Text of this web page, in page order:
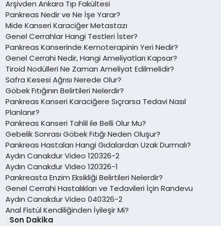
Arşivden Ankara Tıp Fakültesi
Pankreas Nedir ve Ne İşe Yarar?
Mide Kanseri Karaciğer Metastazı
Genel Cerrahlar Hangi Testleri İster?
Pankreas Kanserinde Kemoterapinin Yeri Nedir?
Genel Cerrahi Nedir, Hangi Ameliyatları Kapsar?
Tiroid Nodülleri Ne Zaman Ameliyat Edilmelidir?
Safra Kesesi Ağrısı Nerede Olur?
Göbek Fıtığının Belirtileri Nelerdir?
Pankreas Kanseri Karaciğere Sıçrarsa Tedavi Nasıl
Planlanır?
Pankreas Kanseri Tahlil ile Belli Olur Mu?
Gebelik Sonrası Göbek Fıtığı Neden Oluşur?
Pankreas Hastaları Hangi Gıdalardan Uzak Durmalı?
Aydın Canakdur Video 120326-2
Aydın Canakdur Video 120326-1
Pankreasta Enzim Eksikliği Belirtileri Nelerdir?
Genel Cerrahi Hastalıkları ve Tedavileri İçin Randevu
Aydın Canakdur Video 040326-2
Anal Fistül Kendiliğinden İyileşir Mi?
Son Dakika